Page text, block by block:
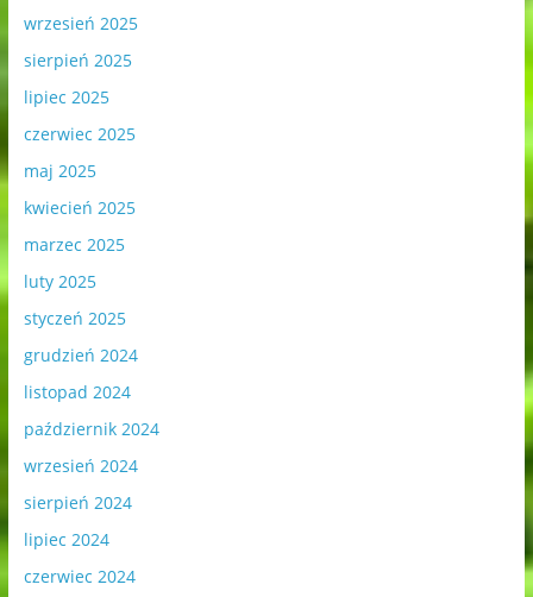
wrzesień 2025
sierpień 2025
lipiec 2025
czerwiec 2025
maj 2025
kwiecień 2025
marzec 2025
luty 2025
styczeń 2025
grudzień 2024
listopad 2024
październik 2024
wrzesień 2024
sierpień 2024
lipiec 2024
czerwiec 2024